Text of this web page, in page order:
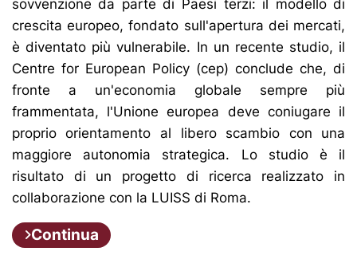
sovvenzione da parte di Paesi terzi: il modello di
crescita europeo, fondato sull'apertura dei mercati,
è diventato più vulnerabile. In un recente studio, il
Centre for European Policy (cep) conclude che, di
fronte a un'economia globale sempre più
frammentata, l'Unione europea deve coniugare il
proprio orientamento al libero scambio con una
maggiore autonomia strategica. Lo studio è il
risultato di un progetto di ricerca realizzato in
collaborazione con la LUISS di Roma.
Continua